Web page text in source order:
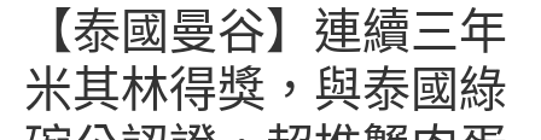
【泰國曼谷】連續三年
米其林得獎，與泰國綠